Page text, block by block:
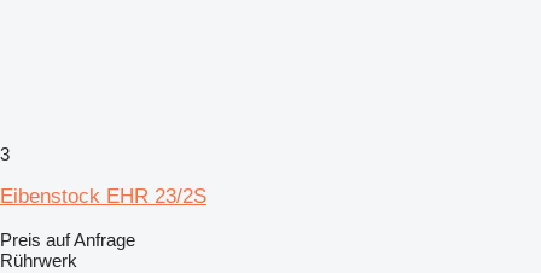
3
Eibenstock EHR 23/2S
Preis auf Anfrage
Rührwerk